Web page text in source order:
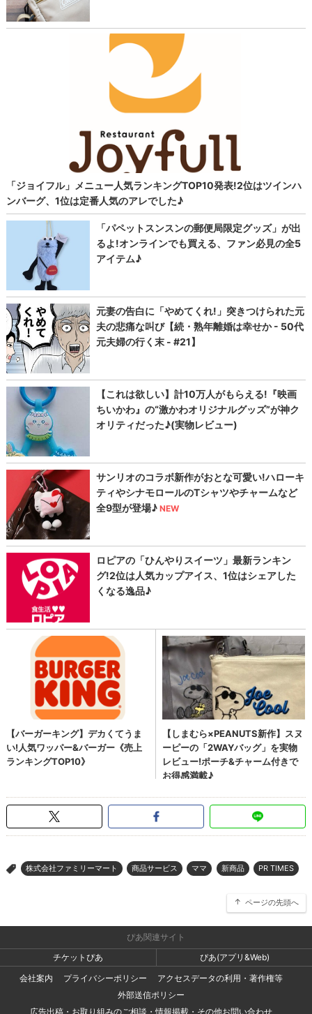
> 株式会社ファミリーマート 商品サービス ママ 新商品 PR TIMES
ページの先頭へ
ぴあ関連サイト
チケットぴあ
ぴあ(アプリ&Web)
会社案内
プライバシーポリシー
アクセスデータの利用・著作権等
外部送信ポリシー
広告出稿・お取り組みのご相談・情報掲載・その他お問い合わせ